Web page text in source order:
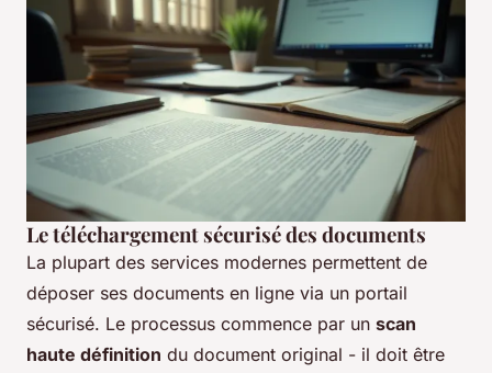
Le téléchargement sécurisé des documents
La plupart des services modernes permettent de
déposer ses documents en ligne via un portail
sécurisé. Le processus commence par un scan
haute définition du document original - il doit être